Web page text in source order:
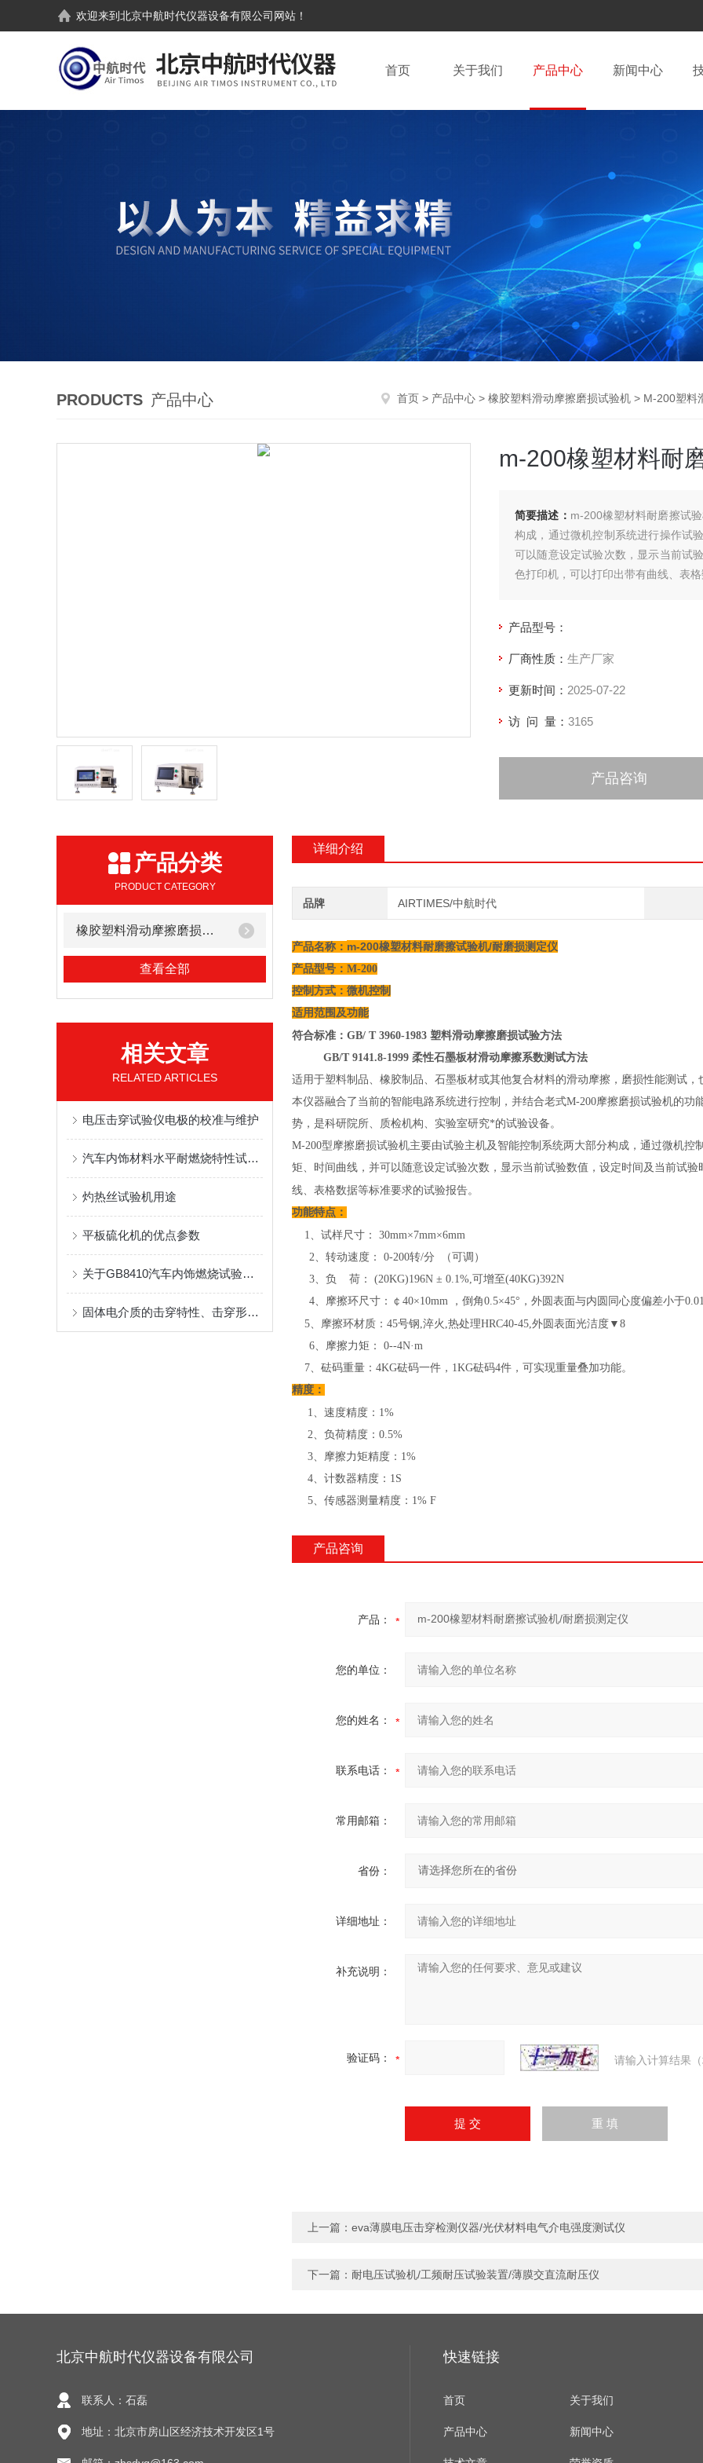
欢迎来到北京中航时代仪器设备有限公司 网站！
首页 关于我们 产品中心 新闻中心
PRODUCTS 产品中心 首页 > 产品中心 > 橡胶塑料滑动摩擦磨损试验机 > M-200塑料
m-200橡塑材料耐
简要描述： m-200橡塑材料耐磨擦试
构成，通过微机控制系统进行操作试
可以随意设定试验次数，显示当前试
色打印机，可以打印出带有曲线、表
产品型号：
厂商性质： 生产厂家
更新时间： 2025-07-22
访 问 量： 3165
产品咨询
产品分类
PRODUCT CATEGORY
橡胶塑料滑动摩擦磨损试验机
查看全部
相关文章
RELATED ARTICLES
电压击穿试验仪电极的校准与维护
汽车内饰材料水平耐燃烧特性试验机产品介绍
灼热丝试验机用途
平板硫化机的优点参数
关于GB8410汽车内饰燃烧试验箱的详细介绍
固体电介质的击穿特性、击穿形式及原理
详细介绍
品牌 AIRTIMES/中航时代
产品名称： m-200橡塑材料耐磨擦试验机/耐磨损测定仪
产品型号：M-200
控制方式：微机控制
适用范围及功能
符合标准：GB/ T 3960-1983 塑料滑动摩擦磨损试验方法
GB/T 9141.8-1999 柔性石墨板材滑动摩擦系数测试方法
适用于塑料制品、橡胶制品、石墨板材或其他复合材料的滑动摩擦，磨损性能测试
本仪器融合了当前的智能电路系统进行控制，并结合老式M-200摩擦磨损试验机的
势，是科研院所、质检机构、实验室研究*的试验设备。
M-200型摩擦磨损试验机主要由试验主机及智能控制系统两大部分构成，通过微机
矩、时间曲线，并可以随意设定试验次数，显示当前试验数值，设定时间及当前试
线、表格数据等标准要求的试验报告。
功能特点：
1、试样尺寸： 30mm×7mm×6mm
2、转动速度： 0-200转/分 （可调）
3、负 荷： (20KG)196N ± 0.1%,可增至(40KG)392N
4、摩擦环尺寸：￠40×10mm ，倒角0.5×45°，外圆表面与内圆同心度偏差小于
5、摩擦环材质：45号钢,淬火,热处理HRC40-45,外圆表面光洁度▼8
6、摩擦力矩： 0--4N·m
7、砝码重量：4KG砝码一件，1KG砝码4件，可实现重量叠加功能。
精度：
1、速度精度：1%
2、负荷精度：0.5%
3、摩擦力矩精度：1%
4、计数器精度：1S
5、传感器测量精度：1% F
产品咨询
产品：
您的单位：
您的姓名：
联系电话：
常用邮箱：
省份：
详细地址：
补充说明：
验证码： 请输入计算结果
上一篇： eva薄膜电压击穿检测仪器/光伏材料电气介电强度测试仪
下一篇： 耐电压试验机/工频耐压试验装置/薄膜交直流耐压仪
北京中航时代仪器设备有限公司
联系人：石磊
地址：北京市房山区经济技术开发区1号
快速链接
首页 关于我们
产品中心 新闻中心